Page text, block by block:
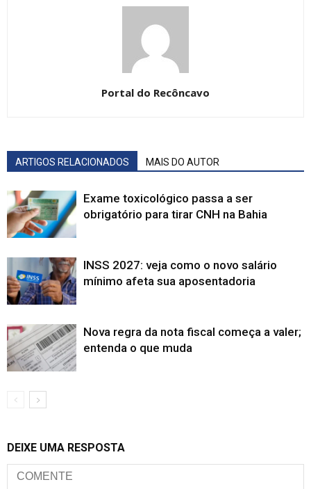
Portal do Recôncavo
ARTIGOS RELACIONADOS MAIS DO AUTOR
Exame toxicológico passa a ser
obrigatório para tirar CNH na Bahia
INSS 2027: veja como o novo salário
mínimo afeta sua aposentadoria
Nova regra da nota fiscal começa a valer;
entenda o que muda
DEIXE UMA RESPOSTA